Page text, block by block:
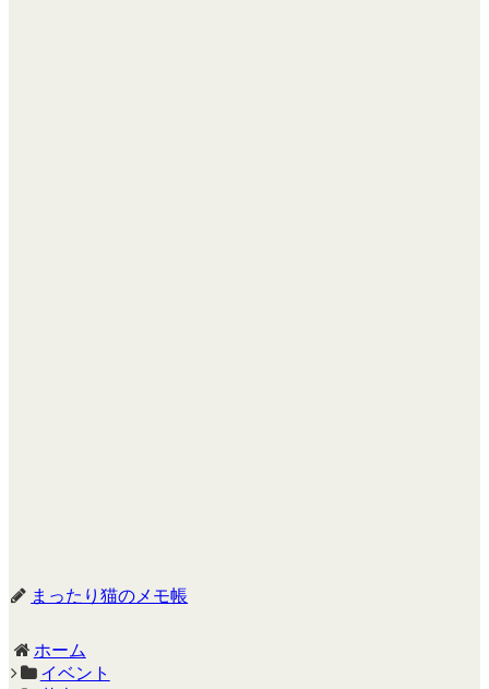
まったり猫のメモ帳
ホーム
イベント